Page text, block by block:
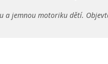
jemnou motoriku dětí.